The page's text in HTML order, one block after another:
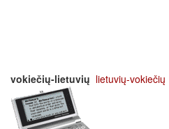
vokiečių-lietuvių lietuvių-vokiečių